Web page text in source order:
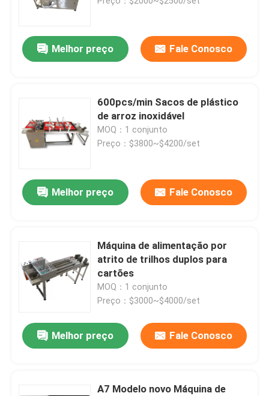
Melhor preço Fale Conosco
600pcs/min Sacos de plástico
de arroz inoxidável
MOQ：1 conjunto
Preço：$3800~$4200/set
Melhor preço Fale Conosco
Máquina de alimentação por
atrito de trilhos duplos para
cartões
MOQ：1 conjunto
Preço：$3000~$4000/set
Melhor preço Fale Conosco
A7 Modelo novo Máquina de